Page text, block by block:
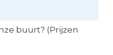
buurt? (Prijzen